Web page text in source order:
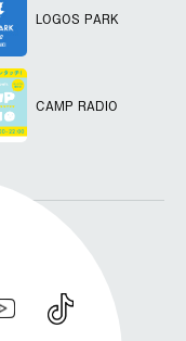
LOGOS PARK
CAMP RADIO